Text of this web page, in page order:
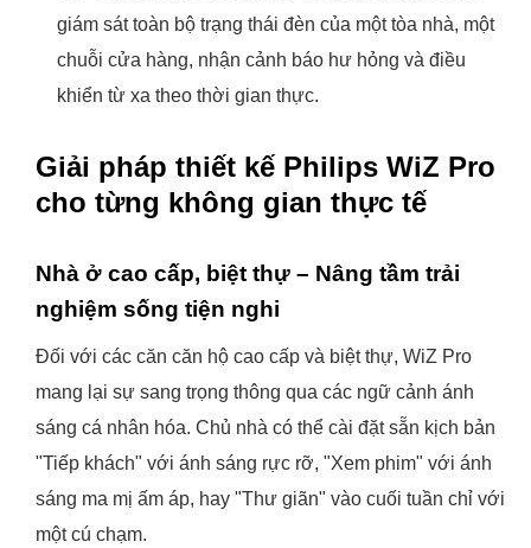
giám sát toàn bộ trạng thái đèn của một tòa nhà, một
chuỗi cửa hàng, nhận cảnh báo hư hỏng và điều
khiển từ xa theo thời gian thực.
Giải pháp thiết kế Philips WiZ Pro
cho từng không gian thực tế
Nhà ở cao cấp, biệt thự – Nâng tầm trải
nghiệm sống tiện nghi
Đối với các căn căn hộ cao cấp và biệt thự, WiZ Pro
mang lại sự sang trọng thông qua các ngữ cảnh ánh
sáng cá nhân hóa. Chủ nhà có thể cài đặt sẵn kịch bản
"Tiếp khách" với ánh sáng rực rỡ, "Xem phim" với ánh
sáng ma mị ấm áp, hay "Thư giãn" vào cuối tuần chỉ với
một cú chạm.